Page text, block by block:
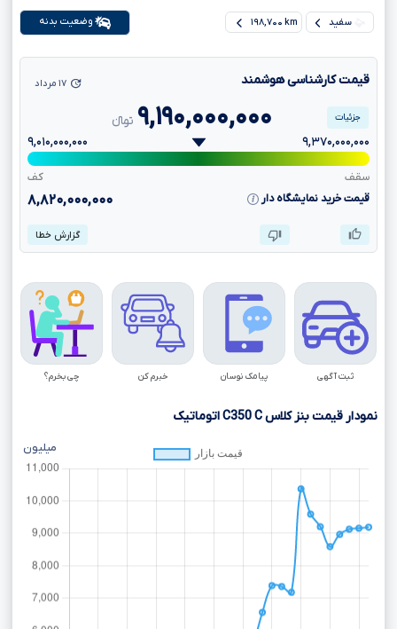
سفید ۱۹۸,۷۰۰ km وضعیت بدنه
قیمت کارشناسی هوشمند
۹,۱۹۰,۰۰۰,۰۰۰ تومانءءء
۱۷ مرداد
جزئیات
۹,۳۷۰,۰۰۰,۰۰۰ ۹,۰۱۰,۰۰۰,۰۰۰
سقف
کف
قیمت خرید نمایشگاه دار
۸,۸۲۰,۰۰۰,۰۰۰
گزارش خطا
ثبت آگهی پیامک نوسان خبرم کن چی بخرم؟
نمودار قیمت بنز کلاسC
C350اتوماتیک
میلیون